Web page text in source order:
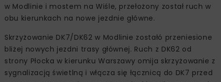
w Modlinie i mostem na Wiśle, przełożony został ruch w
obu kierunkach na nowe jezdnie główne.
Skrzyżowanie DK7/DK62 w Modlinie zostałó przeniesione
bliżej nowych jezdni trasy głównej. Ruch z DK62 od
strony Płocka w kierunku Warszawy omija skrzyżowanie z
sygnalizacją świetlną i włącza się łącznicą do DK7 przed